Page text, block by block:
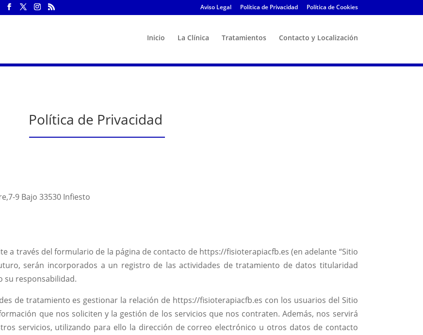
Aviso Legal Política de Privacidad Política de Cookies
Inicio La Clínica Tratamientos Contacto y Localización
Política de Privacidad
9 Bajo 33530 Infiesto
a través del formulario de la página de contacto de https://fisioterapiacfb.es (en adelante “Sitio
serán incorporados a un registro de las actividades de tratamiento de datos titularidad
su responsabilidad.
de tratamiento es gestionar la relación de https://fisioterapiacfb.es con los usuarios del Sitio
que nos soliciten y la gestión de los servicios que nos contraten. Además, nos servirá
servicios, utilizando para ello la dirección de correo electrónico u otros datos de contacto